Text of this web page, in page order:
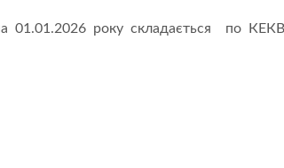
01.01.2026 року складається по